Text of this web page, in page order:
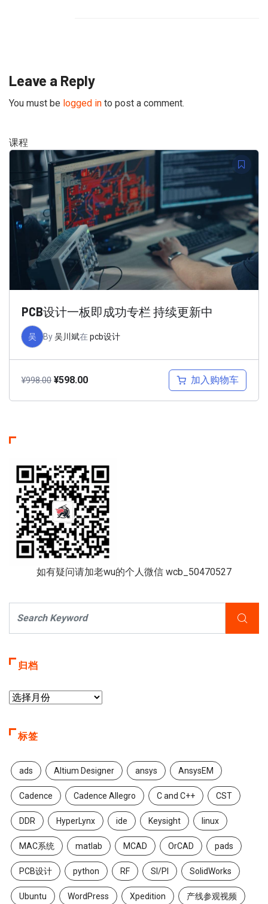
Leave a Reply
You must be logged in to post a comment.
课程
PCB设计一板即成功专栏 持续更新中
吴 By吴川斌在 pcb设计
¥998.00 ¥598.00 加入购物车
如有疑问请加老wu的个人微信 wcb_50470527
归档
标签
ads Altium Designer ansys AnsysEM
Cadence Cadence Allegro C and C++ CST
DDR HyperLynx ide Keysight linux
MAC系统 matlab MCAD OrCAD pads
PCB设计 python RF SI/PI SolidWorks
Ubuntu WordPress Xpedition 产线参观视频